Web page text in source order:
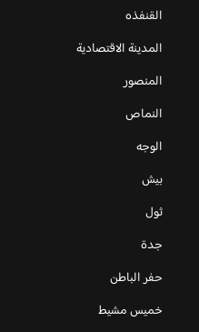
القنفذه
المدينة الاقتصادية
المنصور
النماص
الوجه
بيش
ثول
جدة
حفر الباطن
خميس مشيط